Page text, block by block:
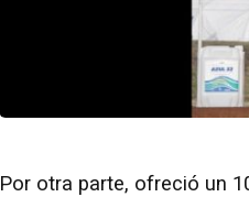
Por otra parte, ofreció un